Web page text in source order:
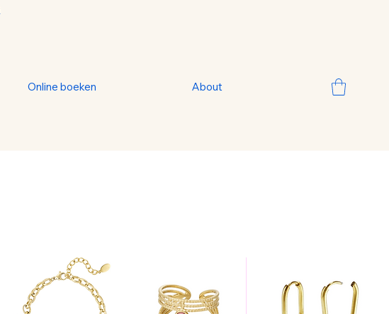
Online boeken About